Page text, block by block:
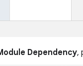
Dependency,